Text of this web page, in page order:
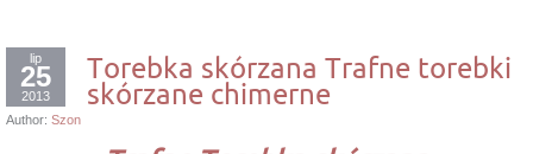
lip
25
2013
Torebka skórzana Trafne torebki
skórzane chimerne
Author: Szon